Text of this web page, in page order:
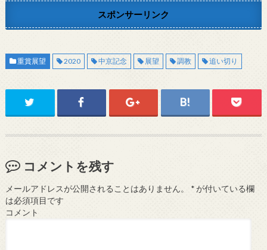
スポンサーリンク
重賞展望 2020 中京記念 展望 調教 追い切り
コメントを残す
メールアドレスが公開されることはありません。 *が付いている欄
は必須項目です
コメント